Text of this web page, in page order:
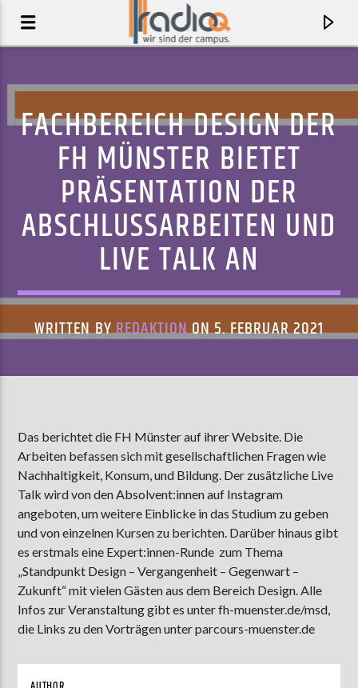
AKTUELLER TRACK
BABY BLUE MOVIE
CIGARETTES AFTER SEX
COFFEESHOP
09:00 12:00
ZU HÖREN INMünster90,9 MHzSteinfurt103,9 MHz
FACHBEREICH DESIGN DER
FH MÜNSTER BIETET
PRÄSENTATION DER
ABSCHLUSSARBEITEN UND
LIVE TALK AN
WRITTEN BYREDAKTIONON 5. FEBRUAR 2021
Das berichtet die FH Münster auf ihrer Website. Die
Arbeiten befassen sich mit gesellschaftlichen Fragen wie
Nachhaltigkeit, Konsum, und Bildung. Der zusätzliche Live
Talk wird von den Absolvent:innen auf Instagram
angeboten, um weitere Einblicke in das Studium zu geben
und von einzelnen Kursen zu berichten. Darüber hinaus gibt
es erstmals eine Expert:innen-Runde zum Thema
„Standpunkt Design – Vergangenheit – Gegenwart –
Zukunft“ mit vielen Gästen aus dem Bereich Design. Alle
Infos zur Veranstaltung gibt es unter fh-muenster.de/msd,
die Links zu den Vorträgen unter parcours-muenster.de